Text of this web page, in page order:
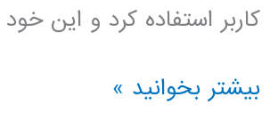
کاربر استفاده کرد و این
فیلم
بیشتر بخوانید »